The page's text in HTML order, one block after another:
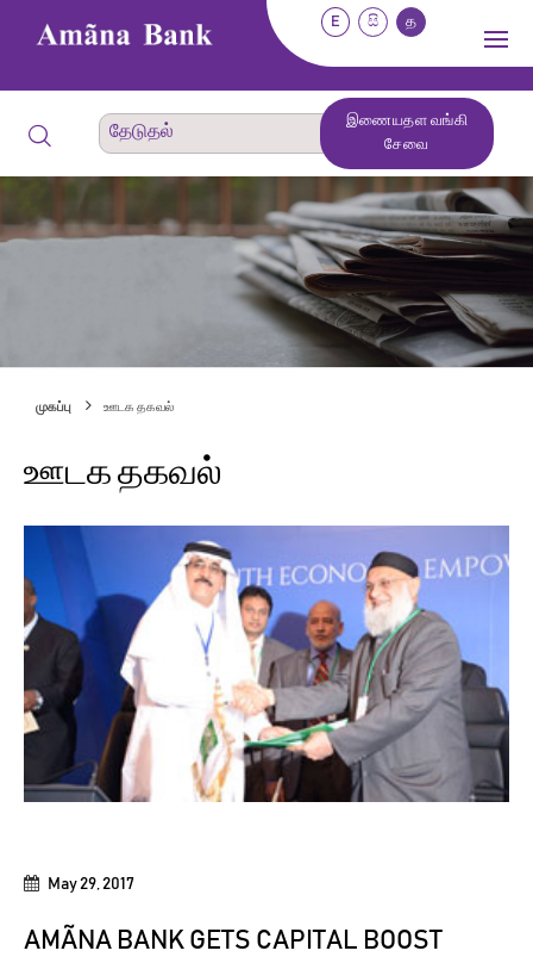
E සි த
இணையதள வங்கி
சேவை
முகப்பு ஊடக தகவல்
ஊடக தகவல்
May 29, 2017
AMÃNA BANK GETS CAPITAL BOOST